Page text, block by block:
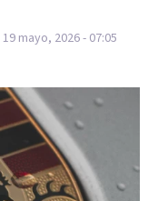
19 mayo, 2026 - 07:05